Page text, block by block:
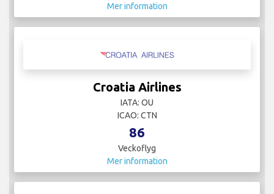
Mer information
Croatia Airlines
IATA: OU
ICAO: CTN
86
Veckoflyg
Mer information